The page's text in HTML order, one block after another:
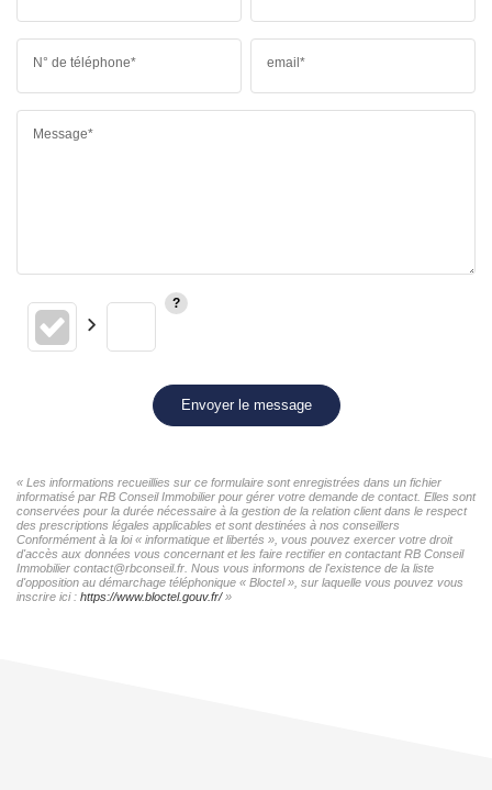
N° de téléphone* email*
Message*
Envoyer le message
« Les informations recueillies sur ce formulaire sont enregistrées dans un fichier
informatisé par RB Conseil Immobilier pour gérer votre demande de contact. Elles sont
conservées pour la durée nécessaire à la gestion de la relation client dans le respect
des prescriptions légales applicables et sont destinées à nos conseillers
Conformément à la loi « informatique et libertés », vous pouvez exercer votre droit
d'accès aux données vous concernant et les faire rectifier en contactant RB Conseil
Immobilier contact@rbconseil.fr. Nous vous informons de l'existence de la liste
d'opposition au démarchage téléphonique « Bloctel », sur laquelle vous pouvez vous
inscrire ici : https://www.bloctel.gouv.fr/»